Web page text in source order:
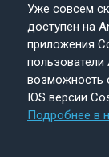
Уже совсем
доступен на
приложения
возможность
IOS версии
Подробнее в